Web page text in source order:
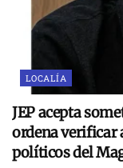
LOCALÍA
JEP acepta
ordena verificar
políticos del